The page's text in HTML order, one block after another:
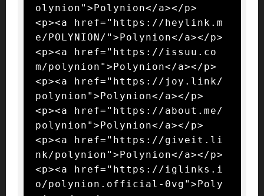
olynion">Polynion</a></p>
<p><a href="https://heylink.m
e/POLYNION/">Polynion</a></p>
<p><a href="https://issuu.co
m/polynion">Polynion</a></p>
<p><a href="https://joy.link/
polynion">Polynion</a></p>
<p><a href="https://about.me/
polynion">Polynion</a></p>
<p><a href="https://giveit.li
nk/polynion">Polynion</a></p>
<p><a href="https://iglinks.i
o/polynion.official-0vg">Poly